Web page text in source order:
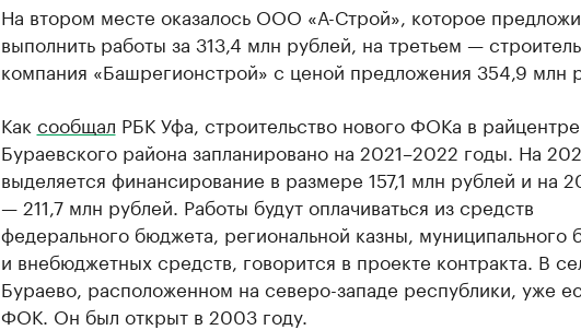
На втором месте оказалось ООО «А-Строй», которое
выполнить работы за 313,4 млн рублей, на третьем —
компания «Башрегионстрой» с ценой предложения 354,9 млн
Как сообщал РБК Уфа, строительство нового ФОКа в райцентре
Бураевского района запланировано на 2021–2022 годы. На
выделяется финансирование в размере 157,1 млн рублей и на
— 211,7 млн рублей. Работы будут оплачиваться из средств
федерального бюджета, региональной казны, муниципального
и внебюджетных средств, говорится в проекте контракта. В
Бураево, расположенном на северо-западе республики, уже
ФОК. Он был открыт в 2003 году.